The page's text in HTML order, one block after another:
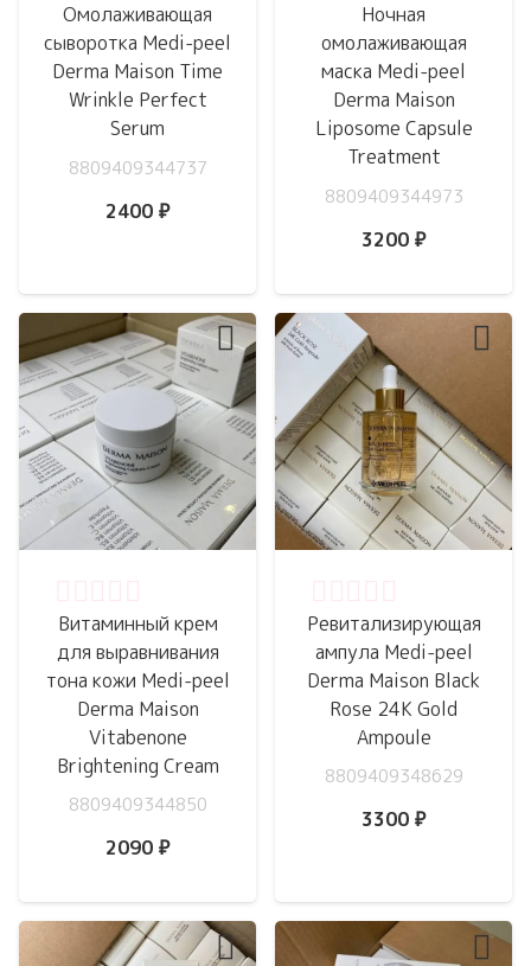
Омолаживающая
сыворотка Medi-peel
Derma Maison Time
Wrinkle Perfect
Serum
8809409344737
2400 ₽
Ночная
омолаживающая
маска Medi-peel
Derma Maison
Liposome Capsule
Treatment
8809409344973
3200 ₽
Витаминный крем
для выравнивания
тона кожи Medi-peel
Derma Maison
Vitabenone
Brightening Cream
8809409344850
2090 ₽
Ревитализирующая
ампула Medi-peel
Derma Maison Black
Rose 24K Gold
Ampoule
8809409348629
3300 ₽